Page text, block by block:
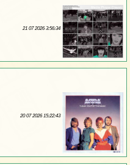
21 07 2026 3:56:34
20 07 2026 15:22:43